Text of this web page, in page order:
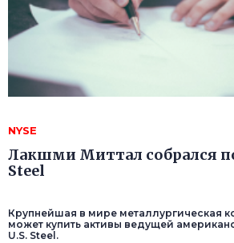
NYSE
Лакшми Миттал собрался
Steel
Крупнейшая в мире металлургическая
может купить активы ведущей
U.S. Steel.